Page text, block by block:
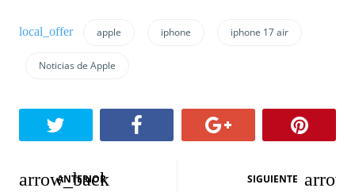
apple iphone iphone 17 air
Noticias de Apple
N
ANTERIOR SIGUIENTE